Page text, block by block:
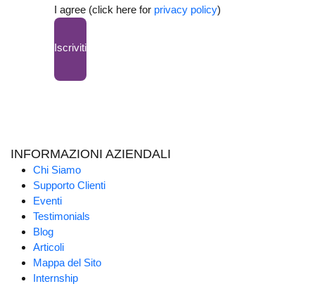
I agree (click here for privacy policy)
Iscriviti
INFORMAZIONI AZIENDALI
Chi Siamo
Supporto Clienti
Eventi
Testimonials
Blog
Articoli
Mappa del Sito
Internship